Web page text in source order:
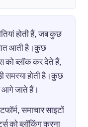
होती हैं, जब कुछ
आती है।कुछ
को ब्लॉक कर देते हैं,
समस्या होती है।कुछ
आगे जाते हैं।
समाचार साइटों
को ब्लॉकिंग करना